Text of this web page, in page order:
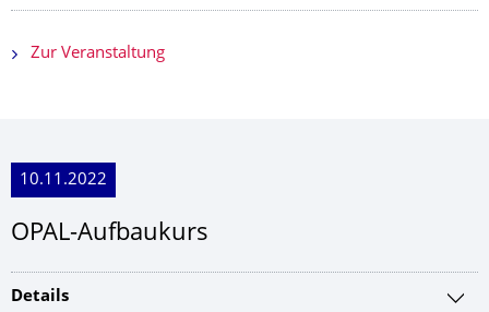
Zur Veranstaltung
10.11.2022
OPAL-Aufbaukurs
Details